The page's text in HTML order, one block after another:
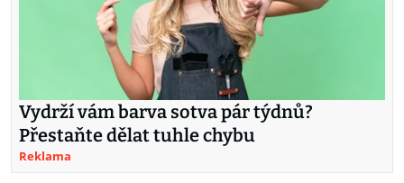
Vydrží vám barva sotva pár týdnů?
Přestaňte dělat tuhle chybu
Reklama